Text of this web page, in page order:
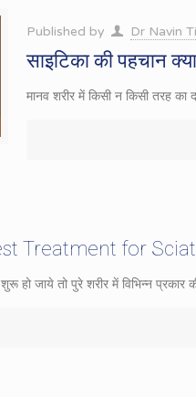
Published by Dr Navin
साइटिका की पहचान
मानव शरीर में किसी न किसी तरह का
Treatment for
हो जाये तो पुरे शरीर में विभिन्न प्रकार